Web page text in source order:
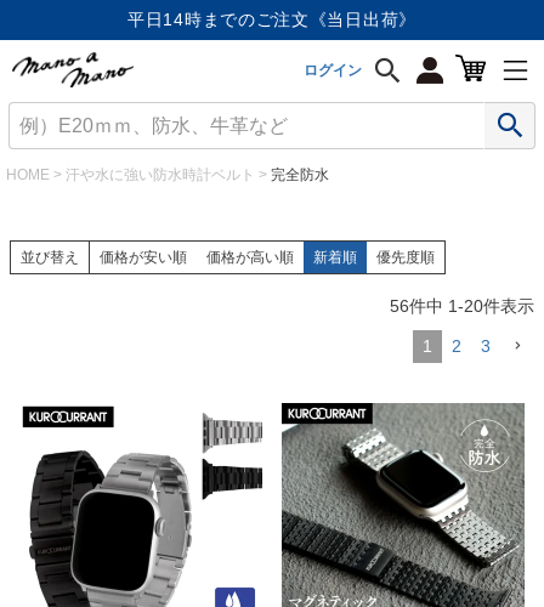
平日14時までのご注文《当日出荷》
ログイン
HOME 汗や水に強い防水時計ベルト 完全防水
並び替え 価格が安い順 価格が高い順 新着順 優先度順
56件中 1-20件表示
1 2 3